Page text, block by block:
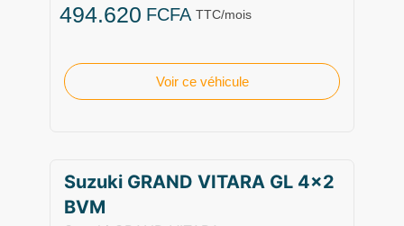
494.620 FCFA TTC/mois
Voir ce véhicule
Suzuki GRAND VITARA GL 4×2
BVM